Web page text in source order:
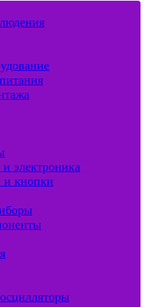
электроника
кнопки